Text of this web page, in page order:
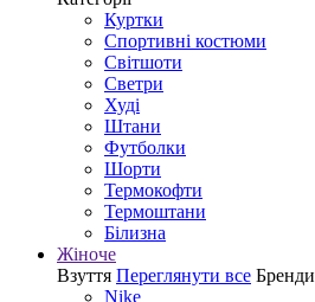
Куртки
Спортивні костюми
Світшоти
Светри
Худі
Штани
Футболки
Шорти
Термокофти
Термоштани
Білизна
Жіноче
Взуття Переглянути все Бренди
Nike